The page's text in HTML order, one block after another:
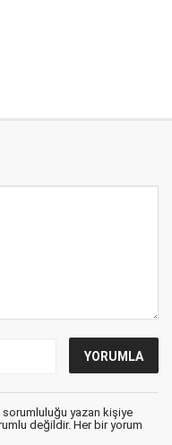
sorumluluğu yazan kişiye
değildir. Her bir yorum